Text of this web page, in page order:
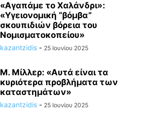
«Αγαπάμε το Χαλάνδρι»:
«Υγειονομική “βόμβα”
σκουπιδιών βόρεια του
Νομισματοκοπείου»
kazantzidis - 25 Ιουνίου 2025
M. Mίλλερ: «Αυτά είναι τα
κυριότερα προβλήματα των
καταστημάτων»
kazantzidis - 25 Ιουνίου 2025